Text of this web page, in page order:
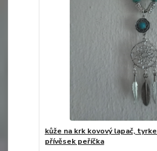
kůže na krk kovový lapač,
přívěsek peříčka